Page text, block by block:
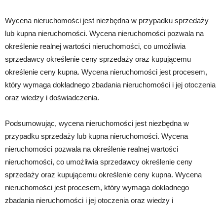
Wycena nieruchomości jest niezbędna w przypadku sprzedaży
lub kupna nieruchomości. Wycena nieruchomości pozwala na
określenie realnej wartości nieruchomości, co umożliwia
sprzedawcy określenie ceny sprzedaży oraz kupującemu
określenie ceny kupna. Wycena nieruchomości jest procesem,
który wymaga dokładnego zbadania nieruchomości i jej otoczenia
oraz wiedzy i doświadczenia.
Podsumowując, wycena nieruchomości jest niezbędna w
przypadku sprzedaży lub kupna nieruchomości. Wycena
nieruchomości pozwala na określenie realnej wartości
nieruchomości, co umożliwia sprzedawcy określenie ceny
sprzedaży oraz kupującemu określenie ceny kupna. Wycena
nieruchomości jest procesem, który wymaga dokładnego
zbadania nieruchomości i jej otoczenia oraz wiedzy i